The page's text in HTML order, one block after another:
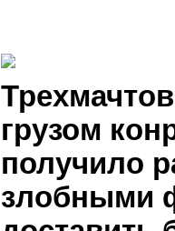
грузом
получило
злобными